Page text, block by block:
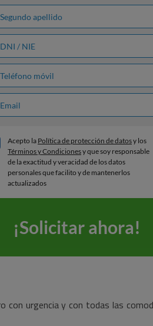
con urgencia y con todas las